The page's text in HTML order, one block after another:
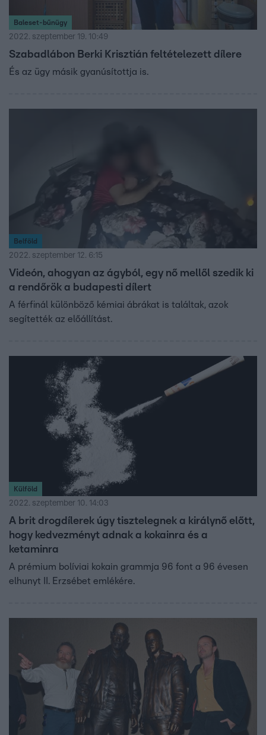
Baleset-bűnügy
2022. szeptember 19. 10:49
Szabadlábon Berki Krisztián feltételezett dílere
És az ügy másik gyanúsítottja is.
Belföld
2022. szeptember 12. 6:15
Videón, ahogyan az ágyból, egy nő mellől szedik ki
a rendőrök a budapesti dílert
A férfinál különböző kémiai ábrákat is találtak, azok
segítették az előállítást.
Külföld
2022. szeptember 10. 14:03
A brit drogdílerek úgy tisztelegnek a királynő előtt,
hogy kedvezményt adnak a kokainra és a
ketaminra
A prémium bolíviai kokain grammja 96 font a 96 évesen
elhunyt II. Erzsébet emlékére.